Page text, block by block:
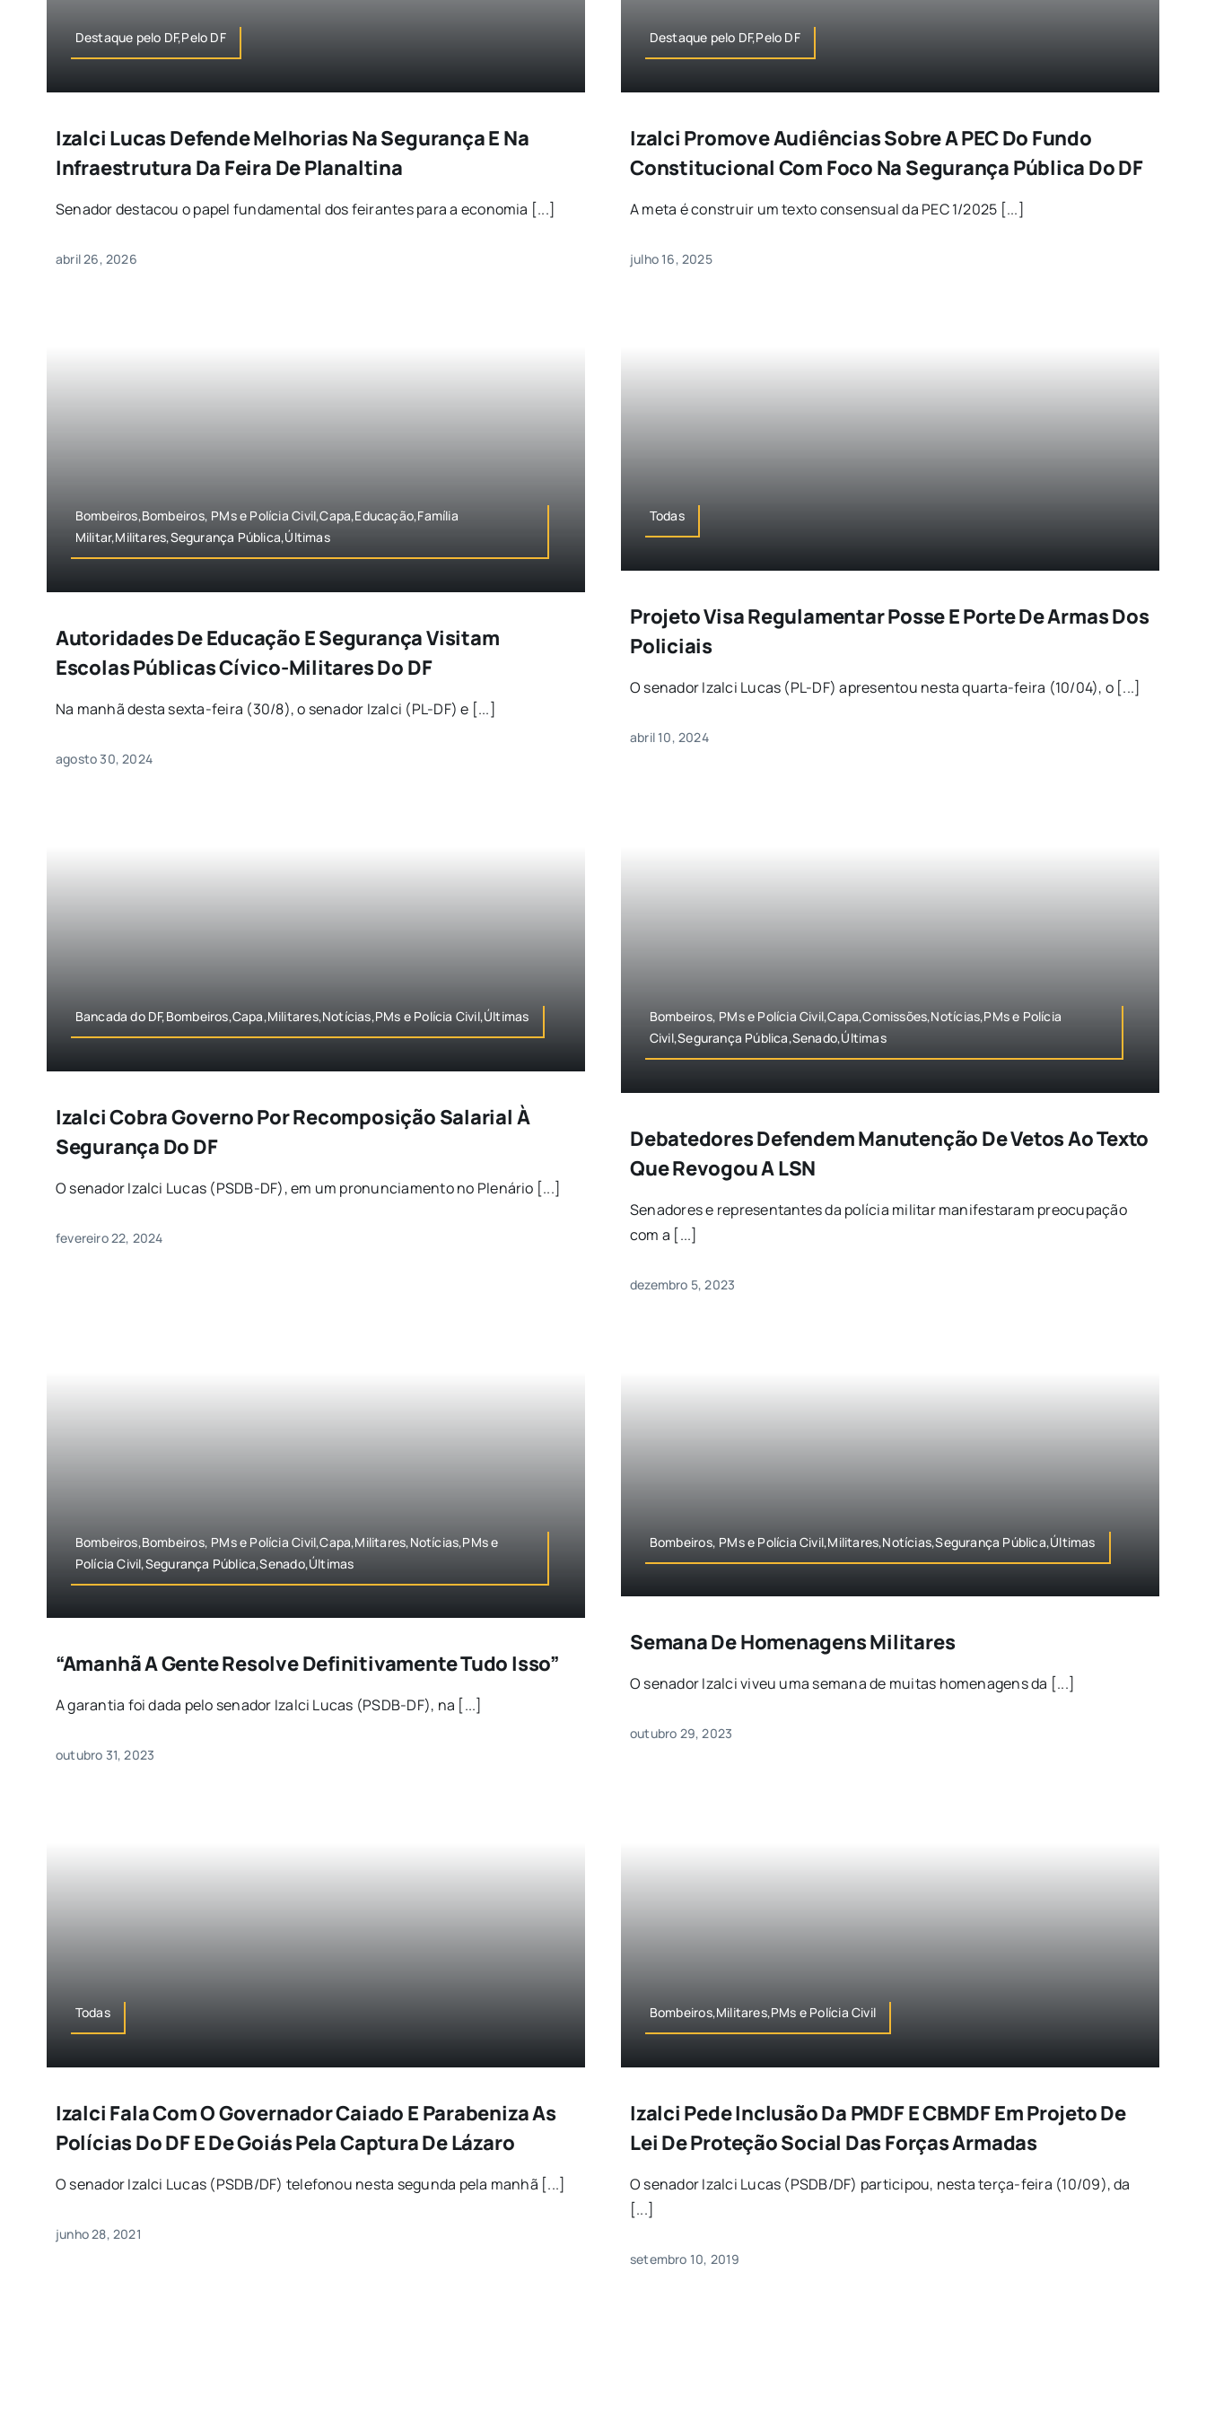
Destaque pelo DF,Pelo DF
Izalci Lucas Defende Melhorias Na Segurança E Na
Infraestrutura Da Feira De Planaltina
Senador destacou o papel fundamental dos feirantes para a economia [...]
abril 26, 2026
Destaque pelo DF,Pelo DF
Izalci Promove Audiências Sobre A PEC Do Fundo
Constitucional Com Foco Na Segurança Pública Do DF
A meta é construir um texto consensual da PEC 1/2025 [...]
julho 16, 2025
Bombeiros,Bombeiros, PMs e Polícia Civil,Capa,Educação,Família
Militar,Militares,Segurança Pública,Últimas
Autoridades De Educação E Segurança Visitam
Escolas Públicas Cívico-Militares Do DF
Na manhã desta sexta-feira (30/8), o senador Izalci (PL-DF) e [...]
agosto 30, 2024
Todas
Projeto Visa Regulamentar Posse E Porte De Armas Dos
Policiais
O senador Izalci Lucas (PL-DF) apresentou nesta quarta-feira (10/04), o [...]
abril 10, 2024
Bancada do DF,Bombeiros,Capa,Militares,Notícias,PMs e Polícia Civil,Últimas
Izalci Cobra Governo Por Recomposição Salarial À
Segurança Do DF
O senador Izalci Lucas (PSDB-DF), em um pronunciamento no Plenário [...]
fevereiro 22, 2024
Bombeiros, PMs e Polícia Civil,Capa,Comissões,Notícias,PMs e Polícia
Civil,Segurança Pública,Senado,Últimas
Debatedores Defendem Manutenção De Vetos Ao Texto
Que Revogou A LSN
Senadores e representantes da polícia militar manifestaram preocupação
com a [...]
dezembro 5, 2023
Bombeiros,Bombeiros, PMs e Polícia Civil,Capa,Militares,Notícias,PMs e
Polícia Civil,Segurança Pública,Senado,Últimas
“Amanhã A Gente Resolve Definitivamente Tudo Isso”
A garantia foi dada pelo senador Izalci Lucas (PSDB-DF), na [...]
outubro 31, 2023
Bombeiros, PMs e Polícia Civil,Militares,Notícias,Segurança Pública,Últimas
Semana De Homenagens Militares
O senador Izalci viveu uma semana de muitas homenagens da [...]
outubro 29, 2023
Todas
Izalci Fala Com O Governador Caiado E Parabeniza As
Polícias Do DF E De Goiás Pela Captura De Lázaro
O senador Izalci Lucas (PSDB/DF) telefonou nesta segunda pela manhã [...]
junho 28, 2021
Bombeiros,Militares,PMs e Polícia Civil
Izalci Pede Inclusão Da PMDF E CBMDF Em Projeto De
Lei De Proteção Social Das Forças Armadas
O senador Izalci Lucas (PSDB/DF) participou, nesta terça-feira (10/09), da
[...]
setembro 10, 2019